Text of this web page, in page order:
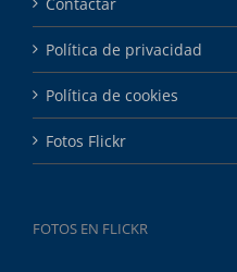
Política de privacidad
Política de cookies
Fotos Flickr
FOTOS EN FLICKR